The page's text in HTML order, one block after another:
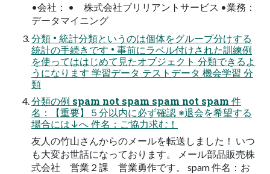
•会社： • 株式会社ブリリアントサービス •業務：
データマイニング
分類 • 統計分類というのは個体をグループ分けする
統計の手続きです • 事前にラベル付けされた訓練例
を使ってははじめて見たオブジェクト 分類できるよ
うになります 学習データ テストデータ 機会学習 分
類
分類の例 spam not spam spam not spam 件
名：【重要】５分以内に必ず確認 ※退会を希望する
場合には↓へ 件名：ご協力求む！
友人の竹山さんからのメールを転送しました！ いつ
も大変お世話になっております。 メール部品販売株
式会社 営業２課 営業勇作です。 spam 件名：お